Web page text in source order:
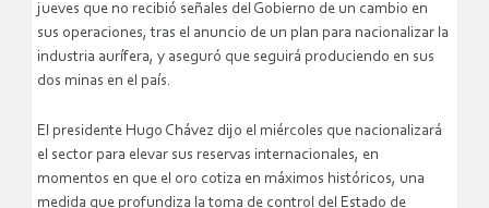
jueves que no recibió señales del Gobierno de un cambio en
sus operaciones, tras el anuncio de un plan para nacionalizar la
industria aurífera, y aseguró que seguirá produciendo en sus
dos minas en el país.
El presidente Hugo Chávez dijo el miércoles que nacionalizará
el sector para elevar sus reservas internacionales, en
momentos en que el oro cotiza en máximos históricos, una
medida que profundiza la toma de control del Estado de